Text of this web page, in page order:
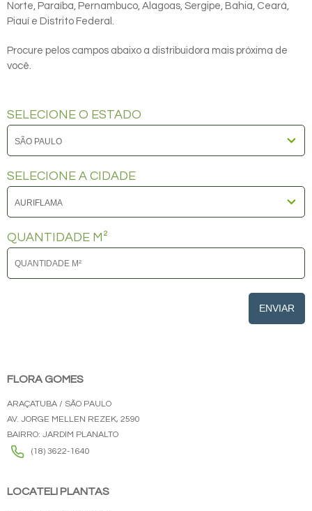
Norte, Paraíba, Pernambuco, Alagoas, Sergipe, Bahia, Ceará,
Piauí e Distrito Federal.
Procure pelos campos abaixo a distribuidora mais próxima de
você.
SELECIONE O ESTADO
SELECIONE A CIDADE
QUANTIDADE M²
ENVIAR
FLORA GOMES
ARAÇATUBA / SÃO PAULO
AV. JORGE MELLEN REZEK, 2590
BAIRRO: JARDIM PLANALTO
(18) 3622-1640
LOCATELI PLANTAS